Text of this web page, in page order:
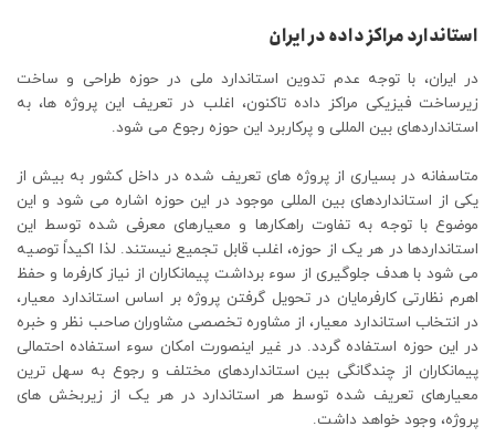
استاندارد مراکز داده در ایران
در ایران، با توجه عدم تدوین استاندارد ملی در حوزه طراحی و ساخت
زیرساخت فیزیکی مراکز داده تاکنون، اغلب در تعریف این پروژه ها، به
استانداردهای بین المللی و پرکاربرد این حوزه رجوع می شود.
متاسفانه در بسیاری از پروژه های تعریف شده در داخل کشور به بیش از
یکی از استانداردهای بین المللی موجود در این حوزه اشاره می شود و این
موضوع با توجه به تفاوت راهکارها و معیارهای معرفی شده توسط این
استانداردها در هر یک از حوزه، اغلب قابل تجمیع نیستند. لذا اکیداً توصیه
می شود با هدف جلوگیری از سوء برداشت پیمانکاران از نیاز کارفرما و حفظ
اهرم نظارتی کارفرمایان در تحویل گرفتن پروژه بر اساس استاندارد معیار،
در انتخاب استاندارد معیار، از مشاوره تخصصی مشاوران صاحب نظر و خبره
در این حوزه استفاده گردد. در غیر اینصورت امکان سوء استفاده احتمالی
پیمانکاران از چندگانگی بین استانداردهای مختلف و رجوع به سهل ترین
معیارهای تعریف شده توسط هر استاندارد در هر یک از زیربخش های
پروژه، وجود خواهد داشت.